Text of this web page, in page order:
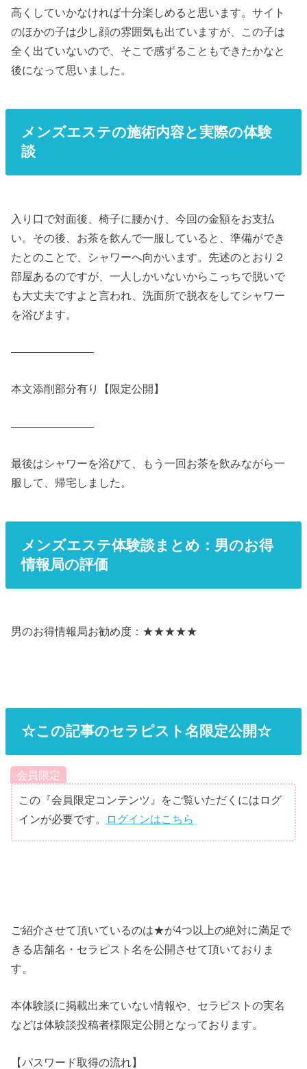
高くしていかなければ十分楽しめると思います。サイト
のほかの子は少し顔の雰囲気も出ていますが、この子は
全く出ていないので、そこで感ずることもできたかなと
後になって思いました。
メンズエステの施術内容と実際の体験
談
入り口で対面後、椅子に腰かけ、今回の金額をお支払
い。その後、お茶を飲んで一服していると、準備ができ
たとのことで、シャワーへ向かいます。先述のとおり２
部屋あるのですが、一人しかいないからこっちで脱いで
も大丈夫ですよと言われ、洗面所で脱衣をしてシャワー
を浴びます。
———————–
本文添削部分有り【限定公開】
———————–
最後はシャワーを浴びて、もう一回お茶を飲みながら一
服して、帰宅しました。
メンズエステ体験談まとめ：男のお得
情報局の評価
男のお得情報局お勧め度：★★★★★
☆この記事のセラピスト名限定公開☆
会員限定
この『会員限定コンテンツ』をご覧いただくにはログ
インが必要です。
ログインはこちら
ご紹介させて頂いているのは★が4つ以上の絶対に満足で
きる店舗名・セラピスト名を公開させて頂いておりま
す。
本体験談に掲載出来ていない情報や、セラピストの実名
などは体験談投稿者様限定公開となっております。
【パスワード取得の流れ】